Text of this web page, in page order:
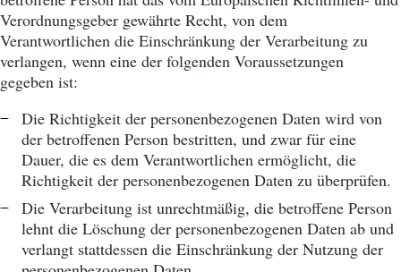
Verordnungsgeber gewährte Recht, von dem
Verantwortlichen die Einschränkung der Verarbeitung zu
verlangen, wenn eine der folgenden Voraussetzungen
gegeben ist:
Die Richtigkeit der personenbezogenen Daten wird von
der betroffenen Person bestritten, und zwar für eine
Dauer, die es dem Verantwortlichen ermöglicht, die
Richtigkeit der personenbezogenen Daten zu überprüfen.
Die Verarbeitung ist unrechtmäßig, die betroffene Person
lehnt die Löschung der personenbezogenen Daten ab und
verlangt stattdessen die Einschränkung der Nutzung der